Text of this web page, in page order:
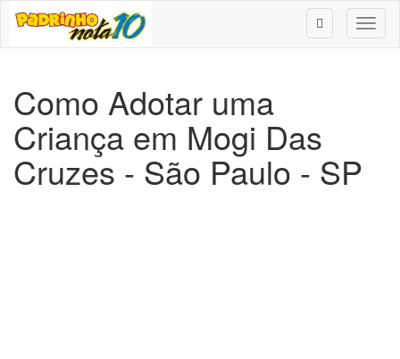
Como Adotar uma
Criança em Mogi Das
Cruzes - São Paulo - SP